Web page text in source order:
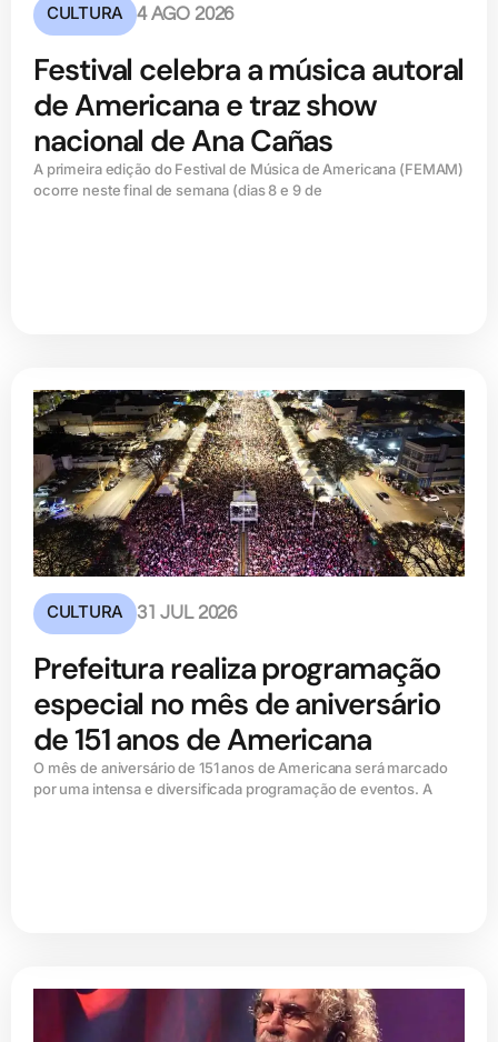
CULTURA 4 AGO 2026
Festival celebra a música autoral
de Americana e traz show
nacional de Ana Cañas
A primeira edição do Festival de Música de Americana (FEMAM)
ocorre neste final de semana (dias 8 e 9 de
CULTURA 31 JUL 2026
Prefeitura realiza programação
especial no mês de aniversário
de 151 anos de Americana
O mês de aniversário de 151 anos de Americana será marcado
por uma intensa e diversificada programação de eventos. A